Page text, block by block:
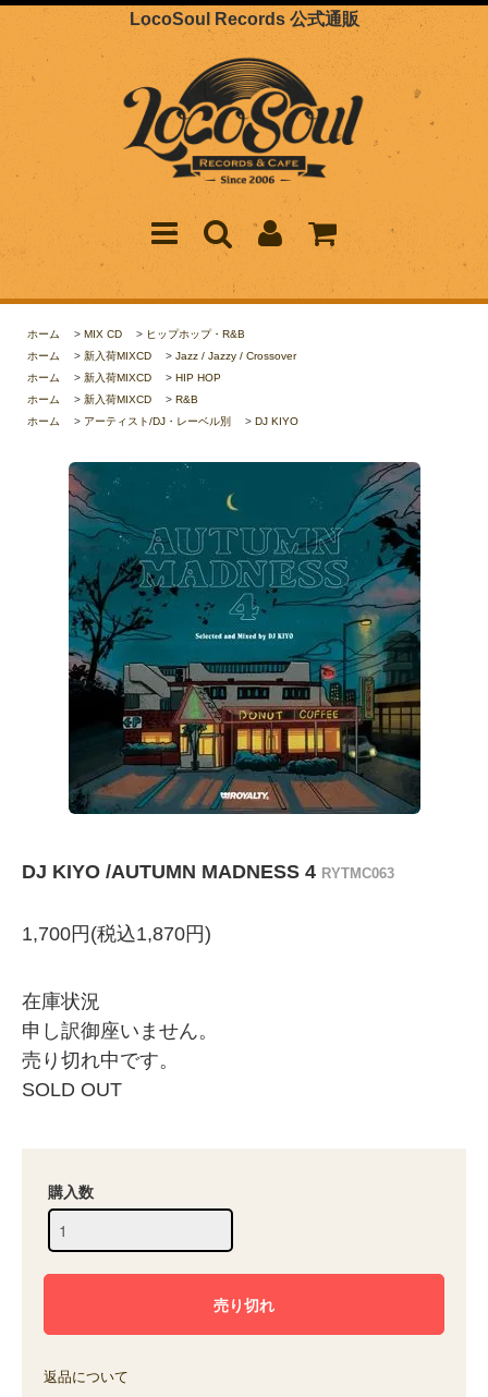
LocoSoul Records 公式通販
ホーム > MIX CD > ヒップホップ・R&B
ホーム
> 新入荷MIXCD > Jazz / Jazzy / Crossover
ホーム
> 新入荷MIXCD > HIP HOP
ホーム
> 新入荷MIXCD > R&B
ホーム
> アーティスト/DJ・レーベル別 > DJ KIYO
DJ KIYO /AUTUMN MADNESS 4 RYTMC063
1,700円(税込1,870円)
在庫状況
申し訳御座いません。
売り切れ中です。
SOLD OUT
購入数
返品について